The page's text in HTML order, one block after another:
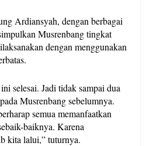
Ardiansyah, dengan berbagai
Musrenbang tingkat
dengan menggunakan
selesai. Jadi tidak sampai dua
Musrenbang sebelumnya.
semua memanfaatkan
baiknya. Karena
kita lalui,” tuturnya.